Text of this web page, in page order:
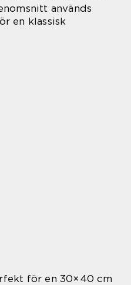
används
en klassisk
för en 30×40 cm